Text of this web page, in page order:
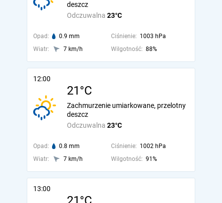
Odczuwalna 23°C
deszcz
Opad: 0.9 mm Ciśnienie: 1003 hPa
Wiatr:
7 km/h Wilgotność: 88%
12:00
21°C
Odczuwalna 23°C
Zachmurzenie umiarkowane, przelotny
deszcz
Opad: 0.8 mm Ciśnienie: 1002 hPa
Wiatr:
7 km/h Wilgotność: 91%
13:00